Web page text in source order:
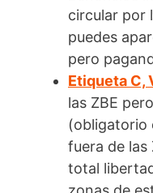
circular por
puedes
pero
Etiqueta C,
las ZBE
(obligatorio
fuera de las
total